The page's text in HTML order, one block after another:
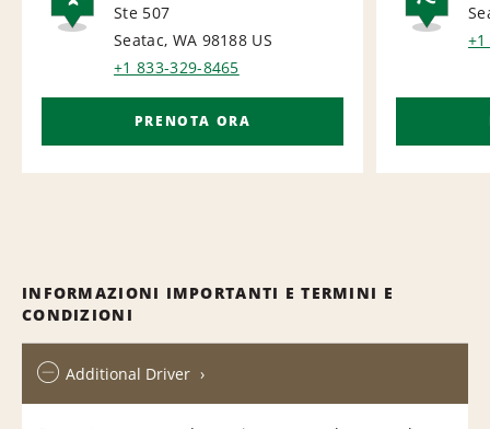
AIRPORT
Ste 507
Seatac, WA 98188 US
+1 833-329-8465
PRENOTA ORA
INFORMAZIONI IMPORTANTI E TERMINI E
CONDIZIONI
Additional Driver